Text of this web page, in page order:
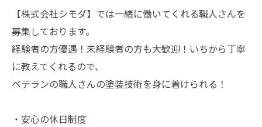
【株式会社シモダ】では一緒に働いてくれる職人さんを
募集しております。
経験者の方優遇！未経験者の方も大歓迎！いちから丁寧
に教えてくれるので、
ベテランの職人さんの塗装技術を身に着けられる！
・安心の休日制度